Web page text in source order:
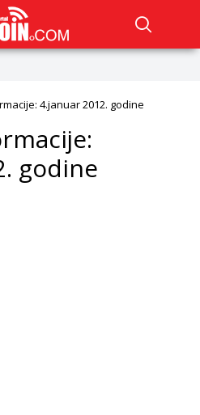
4.januar 2012. godine
godine